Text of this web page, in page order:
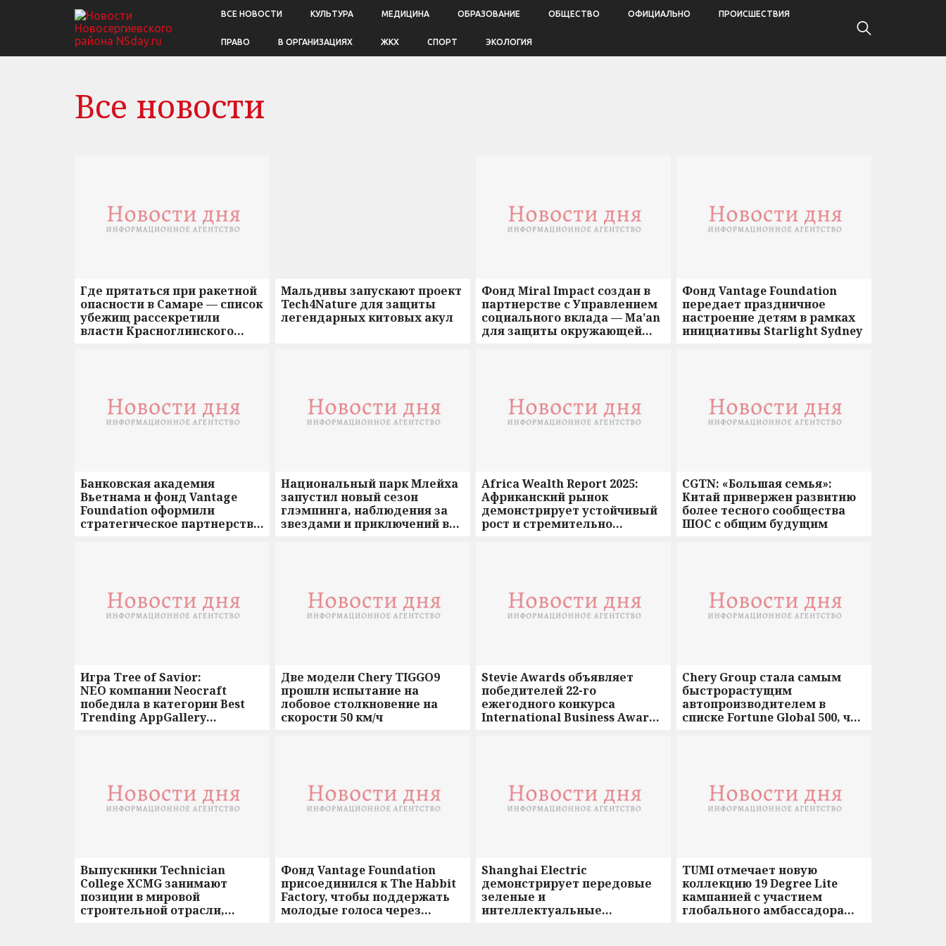
ВСЕ НОВОСТИ КУЛЬТУРА МЕДИЦИНА ОБРАЗОВАНИЕ ОБЩЕСТВО ОФИЦИАЛЬНО ПРОИСШЕСТВИЯ
ПРАВО В ОРГАНИЗАЦИЯХ ЖКХ СПОРТ ЭКОЛОГИЯ
Все новости
Где прятаться при ракетной
опасности в Самаре — список
убежищ рассекретили
власти Красноглинского
Мальдивы запускают проект
Tech4Nature для защиты
легендарных китовых акул
Фонд Miral Impact создан в
партнерстве с Управлением
социального вклада — Ma’an
для защиты окружающей
Фонд Vantage Foundation
передает праздничное
настроение детям в рамках
инициативы Starlight Sydney
Банковская академия
Вьетнама и фонд Vantage
Foundation оформили
стратегическое партнерство
Национальный парк Млейха
запустил новый сезон
глэмпинга, наблюдения за
звездами и приключений в
Africa Wealth Report 2025:
Африканский рынок
демонстрирует устойчивый
рост и стремительно
CGTN: «Большая семья»:
Китай привержен развитию
более тесного сообщества
ШОС с общим будущим
Игра Tree of Savior:
NEO компании Neocraft
победила в категории Best
Trending AppGallery
Две модели Chery TIGGO9
прошли испытание на
лобовое столкновение на
скорости 50 км/ч
Stevie Awards объявляет
победителей 22-го
ежегодного конкурса
International Business Awards
Chery Group стала самым
быстрорастущим
автопроизводителем в
списке Fortune Global 500, что
Выпускники Technician
College XCMG занимают
позиции в мировой
строительной отрасли,
Фонд Vantage Foundation
присоединился к The Habbit
Factory, чтобы поддержать
молодые голоса через
Shanghai Electric
демонстрирует передовые
зеленые и
интеллектуальные
TUMI отмечает новую
коллекцию 19 Degree Lite
кампанией с участием
глобального амбассадора